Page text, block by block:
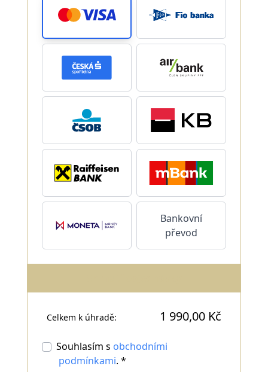
Bankovní
převod
Celkem k úhradě: 1 990,00 Kč
Souhlasím s obchodními
podmínkami. *